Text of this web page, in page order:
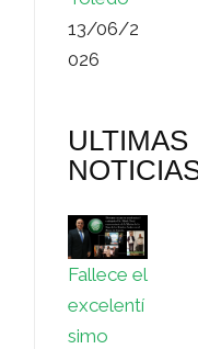
13/06/2
026
ULTIMAS
Fallece el
excelentí
simo